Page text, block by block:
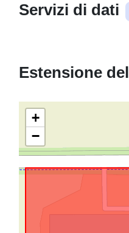
Servizi di dati
Estensione
+
−